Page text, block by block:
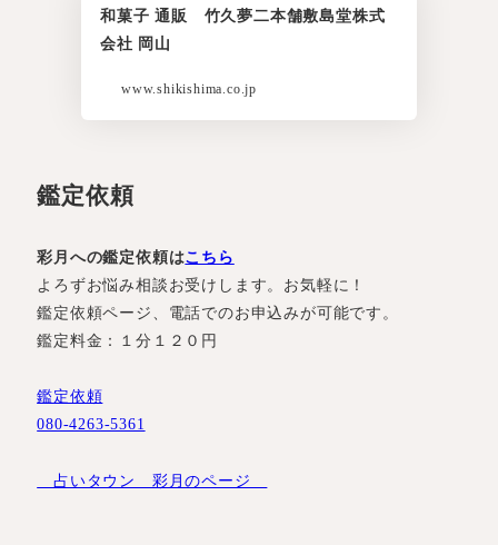
和菓子 通販 竹久夢二本舗敷島堂株式
会社 岡山
www.shikishima.co.jp
鑑定依頼
彩月への鑑定依頼はこちら
よろずお悩み相談お受けします。お気軽に！
鑑定依頼ページ、電話でのお申込みが可能です。
鑑定料金：１分１２０円
鑑定依頼
080-4263-5361
占いタウン 彩月のページ